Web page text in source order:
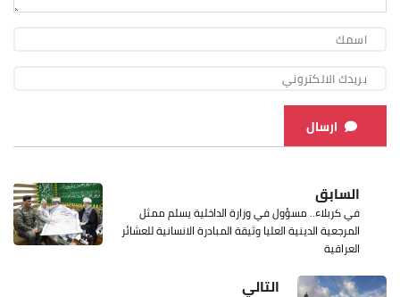
ارسال
السابق
في كربلاء.. مسؤول في وزارة الداخلية يسلم ممثل
المرجعية الدينية العليا وثيقة المبادرة الانسانية للعشائر
العراقية
التالي